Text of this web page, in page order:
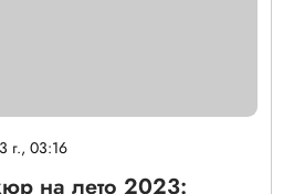
г., 03:16
на лето 2023: